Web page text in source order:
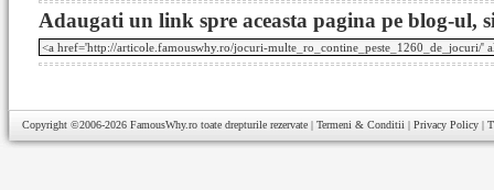
Adaugati un link spre aceasta pagina pe blog-ul,
Copyright ©2006-2026 FamousWhy.ro toate drepturile rezervate | Termeni & Conditii | Privacy Policy |